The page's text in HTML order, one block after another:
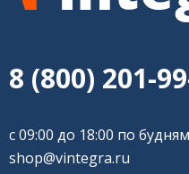
8 (800) 201-
с 09:00 до 18:00 по будням
shop@vintegra.ru